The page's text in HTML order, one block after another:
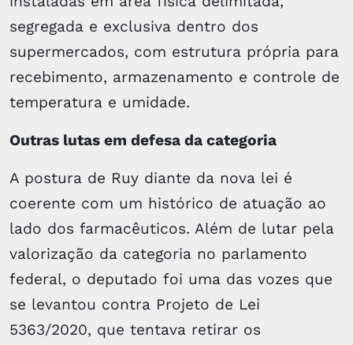
segregada e exclusiva dentro dos
supermercados, com estrutura própria para
recebimento, armazenamento e controle de
temperatura e umidade.
Outras lutas em defesa da categoria
A postura de Ruy diante da nova lei é
coerente com um histórico de atuação ao
lado dos farmacêuticos. Além de lutar pela
valorização da categoria no parlamento
federal, o deputado foi uma das vozes que
se levantou contra Projeto de Lei
5363/2020, que tentava retirar os